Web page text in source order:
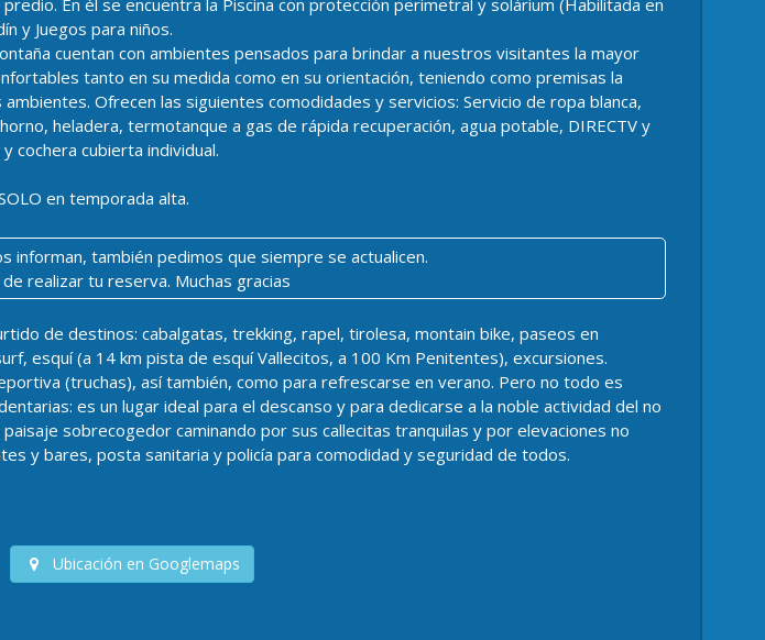
y Juegos para niños.
cuentan con ambientes pensados para brindar a nuestros visitantes la mayor
tanto en su medida como en su orientación, teniendo como premisas la
Ofrecen las siguientes comodidades y servicios: Servicio de ropa blanca,
heladera, termotanque a gas de rápida recuperación, agua potable, DIRECTV y
cochera cubierta individual.
en temporada alta.
informan, también pedimos que siempre se actualicen.
realizar tu reserva. Muchas gracias
de destinos: cabalgatas, trekking, rapel, tirolesa, montain bike, paseos en
esquí (a 14 km pista de esquí Vallecitos, a 100 Km Penitentes), excursiones.
(truchas), así también, como para refrescarse en verano. Pero no todo es
es un lugar ideal para el descanso y para dedicarse a la noble actividad del no
sobrecogedor caminando por sus callecitas tranquilas y por elevaciones no
y bares, posta sanitaria y policía para comodidad y seguridad de todos.
Ubicación en Googlemaps